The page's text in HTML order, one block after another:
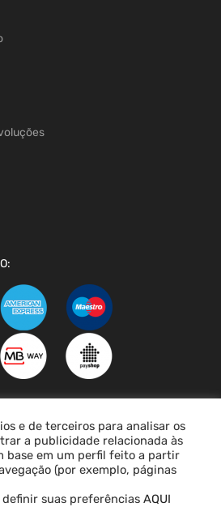
e de terceiros para analisar os
a publicidade relacionada às
base em um perfil feito a partir
(por exemplo, páginas
suas preferências AQUI